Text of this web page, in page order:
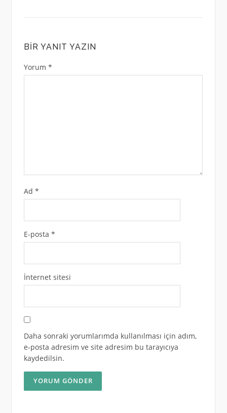
BIR YANIT YAZIN
Yorum *
Ad *
E-posta *
İnternet sitesi
Daha sonraki yorumlarımda kullanılması için adım,
e-posta adresim ve site adresim bu tarayıcıya
kaydedilsin.